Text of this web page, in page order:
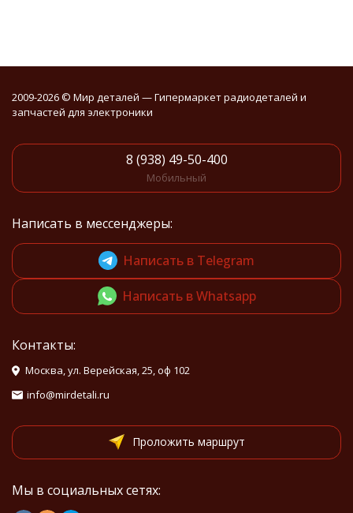
2009-2026 © Мир деталей — Гипермаркет радиодеталей и
запчастей для электроники
8 (938) 49-50-400
Мобильный
Написать в мессенджеры:
Написать в Telegram
Написать в Whatsapp
Контакты:
Москва, ул. Верейская, 25, оф 102
info@mirdetali.ru
Проложить маршрут
Мы в социальных сетях: